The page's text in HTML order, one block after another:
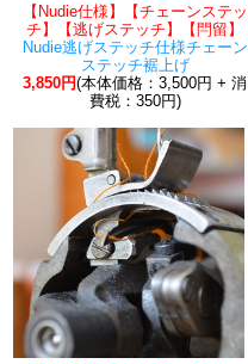
【Nudie仕様】【チェーンステッ
チ】【逃げステッチ】【閂留】
Nudie逃げステッチ仕様チェーン
ステッチ裾上げ
3,850円(本体価格：3,500円 + 消
費税：350円)